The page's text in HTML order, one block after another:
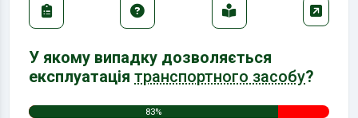
У якому випадку дозволяється
експлуатація транспортного засобу?
83%